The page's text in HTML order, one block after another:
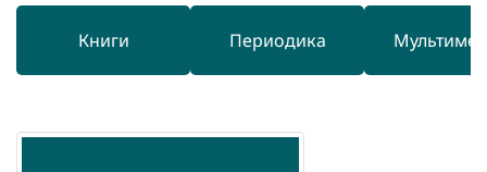
Книги Периодика